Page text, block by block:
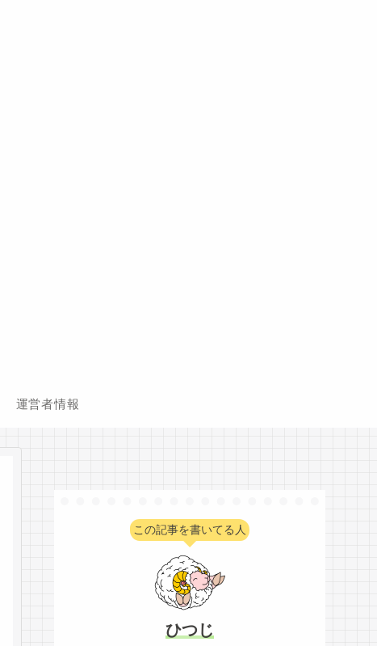
運営者情報
この記事を書いてる人
ひつじ